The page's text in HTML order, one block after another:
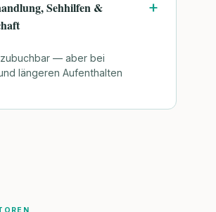
Sehhilfen &
— aber bei
längeren Aufenthalten